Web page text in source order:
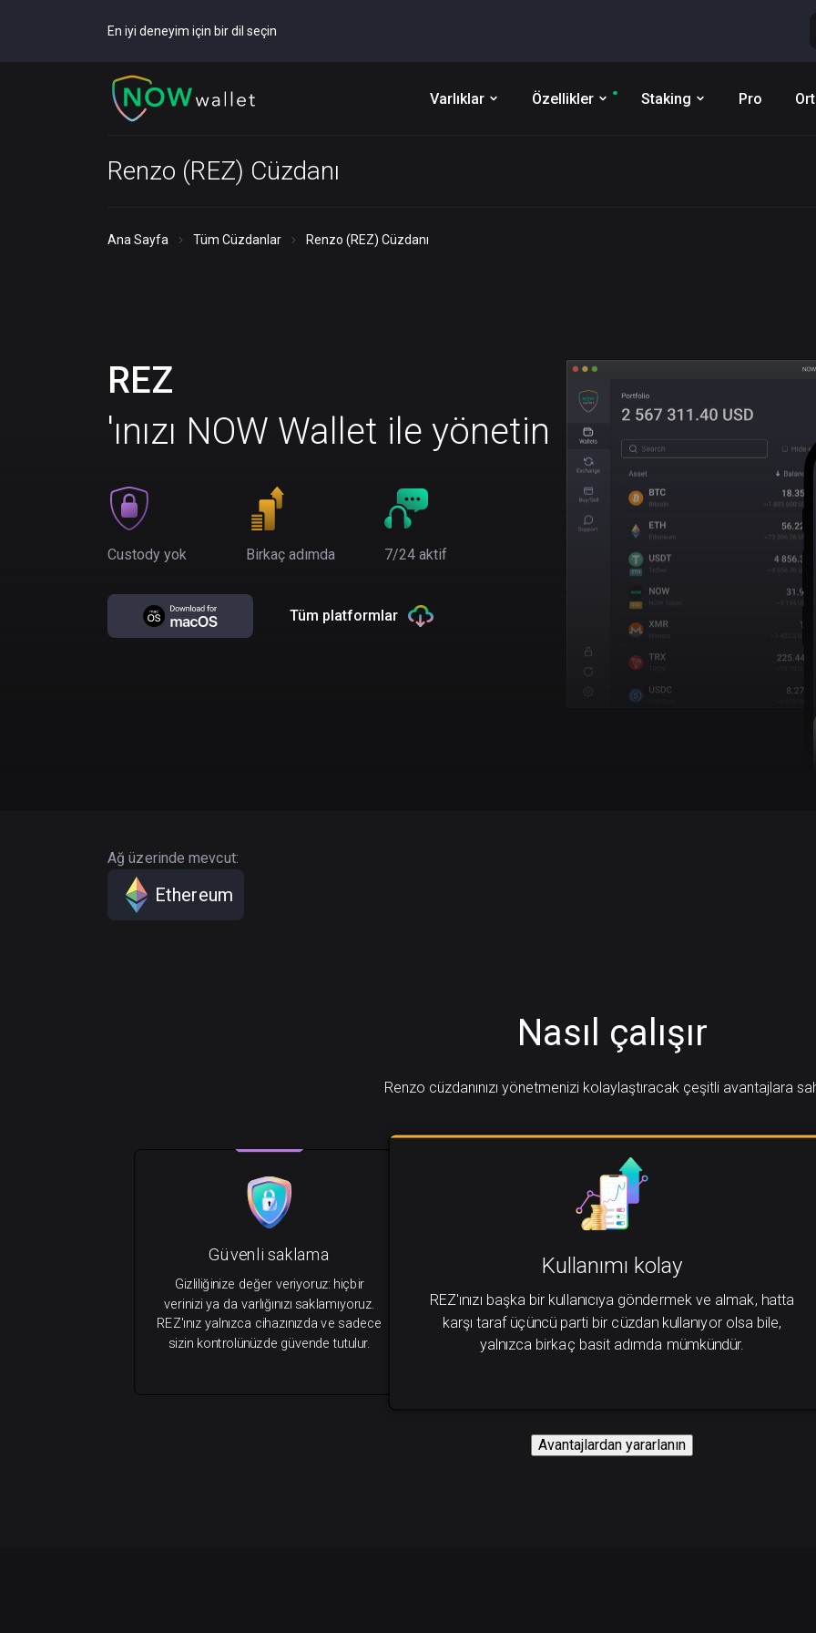
En iyi deneyim için bir dil seçin
Varlıklar Özellikler Staking Pro
Renzo (REZ) Cüzdanı
Ana Sayfa Tüm Cüzdanlar Renzo (REZ) Cüzdanı
REZ
'ınızı NOW Wallet ile yönetin
Custody yok Birkaç adımda 7/24 aktif
Tüm platformlar
Ağ üzerinde mevcut:
Ethereum
Nasıl çalışır
Renzo cüzdanınızı yönetmenizi kolaylaştıracak çeşitli avantajlara
Kullanımı kolay
REZ'ınızı başka bir kullanıcıya göndermek ve almak, hatta
karşı taraf üçüncü parti bir cüzdan kullanıyor olsa bile,
yalnızca birkaç basit adımda mümkündür.
Güvenli saklama
Gizliliğinize değer veriyoruz: hiçbir
verinizi ya da varlığınızı saklamıyoruz.
REZ'ınız yalnızca cihazınızda ve sadece
sizin kontrolünüzde güvende tutulur.
Avantajlardan yararlanın